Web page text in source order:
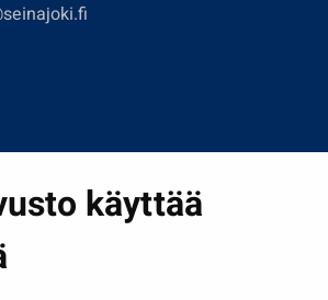
käyttää